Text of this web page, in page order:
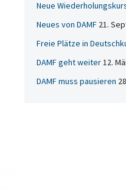
Neue
Neues von DAMF 21.
Freie Plätze in
DAMF geht weiter 12.
DAMF muss pausieren